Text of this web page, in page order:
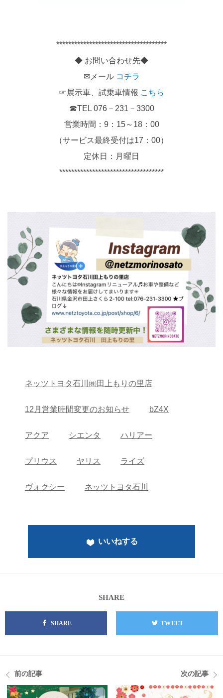
*************************************
◆ お問い合わせ先◆
✉メール コチラ
☞展示車、試乗車情報 こちら
☎TEL 076－231－3300
営業時間：9：15～18：00
（サービス最終受付は17：00）
定休日：月曜日
***********************************
ネッツトヨタ石川㈱田上もりの里店
12月営業時間変更のお知らせ bZ4X
アクア シエンタ ハリアー
プリウス ヤリス ライズ
ヴォクシー ネッツトヨタ石川
いいねする
SHARE
SHARE TWEET
前の記事 次の記事